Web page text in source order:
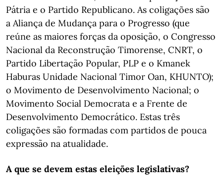
Pátria e o Partido Republicano. As coligações são
a Aliança de Mudança para o Progresso (que
reúne as maiores forças da oposição, o Congresso
Nacional da Reconstrução Timorense, CNRT, o
Partido Libertação Popular, PLP e o Kmanek
Haburas Unidade Nacional Timor Oan, KHUNTO);
o Movimento de Desenvolvimento Nacional; o
Movimento Social Democrata e a Frente de
Desenvolvimento Democrático. Estas três
coligações são formadas com partidos de pouca
expressão na atualidade.
A que se devem estas eleições legislativas?